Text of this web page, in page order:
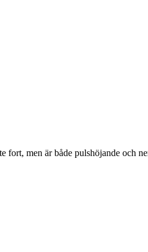
fort, men är både pulshöjande och